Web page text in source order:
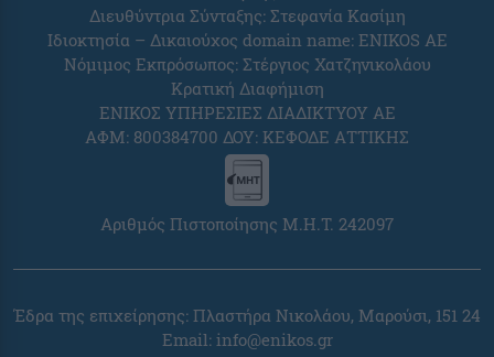
Διευθύντρια Σύνταξης: Στεφανία Κασίμη
Ιδιοκτησία – Δικαιούχος domain name: ENIKOS AE
Νόμιμος Εκπρόσωπος: Στέργιος Χατζηνικολάου
Κρατική Διαφήμιση
ΕΝΙΚΟΣ ΥΠΗΡΕΣΙΕΣ ΔΙΑΔΙΚΤΥΟΥ ΑΕ
ΑΦΜ: 800384700 ΔΟΥ: ΚΕΦΟΔΕ ΑΤΤΙΚΗΣ
Αριθμός Πιστοποίησης Μ.Η.Τ. 242097
Έδρα της επιχείρησης: Πλαστήρα Νικολάου, Μαρούσι, 151 24
Email: info@enikos.gr